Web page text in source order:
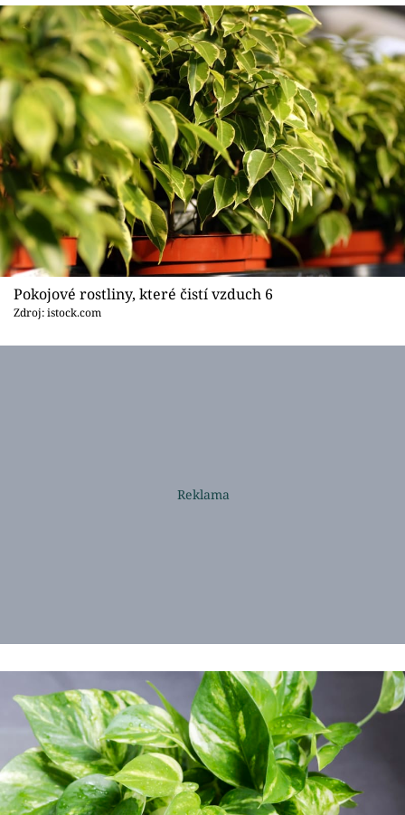
Pokojové rostliny, které čistí vzduch 6
Zdroj: istock.com